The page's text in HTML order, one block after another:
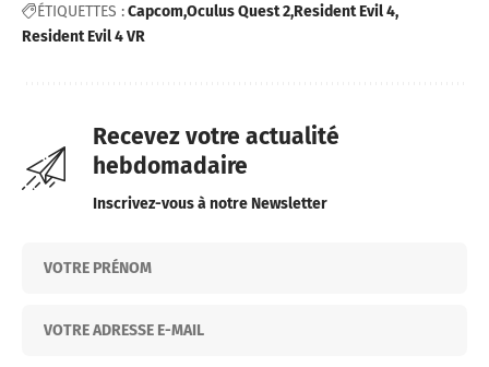
ÉTIQUETTES :Capcom Oculus Quest 2 Resident Evil 4
Resident Evil 4 VR
Recevez votre actualité
hebdomadaire
Inscrivez-vous à notre Newsletter